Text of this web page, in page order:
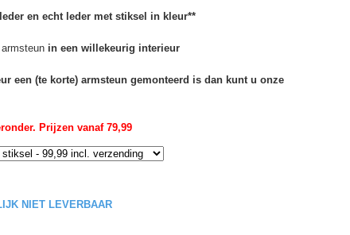
en echt leder met stiksel in kleur**
in een willekeurig interieur
een (te korte) armsteun gemonteerd is dan kunt u onze
Prijzen vanaf 79,99
NIET LEVERBAAR